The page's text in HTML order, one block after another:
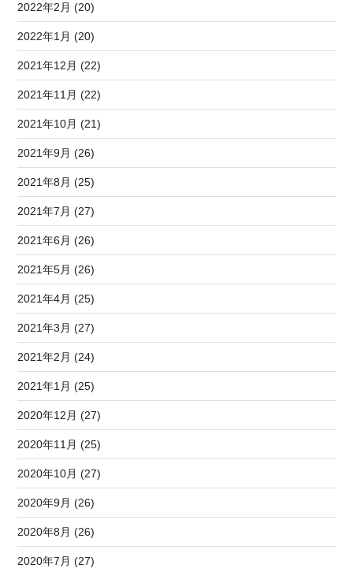
2022年2月 (20)
2022年1月 (20)
2021年12月 (22)
2021年11月 (22)
2021年10月 (21)
2021年9月 (26)
2021年8月 (25)
2021年7月 (27)
2021年6月 (26)
2021年5月 (26)
2021年4月 (25)
2021年3月 (27)
2021年2月 (24)
2021年1月 (25)
2020年12月 (27)
2020年11月 (25)
2020年10月 (27)
2020年9月 (26)
2020年8月 (26)
2020年7月 (27)